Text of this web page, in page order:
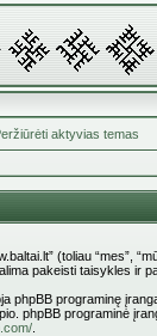
aktyvias temas
(toliau “mes”,
pakeisti taisykles ir
phpBB programinę
phpBB programinė
.